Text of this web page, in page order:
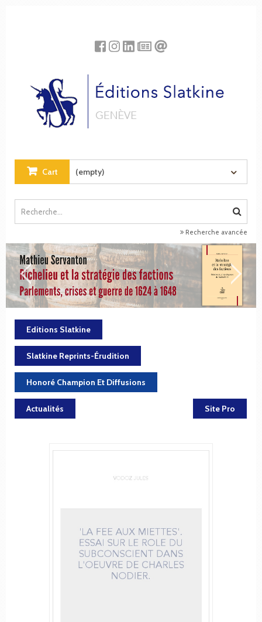
Cart (empty)
Recherche avancée
Editions Slatkine
Slatkine Reprints-Érudition
Honoré Champion Et Diffusions
Actualités Site Pro